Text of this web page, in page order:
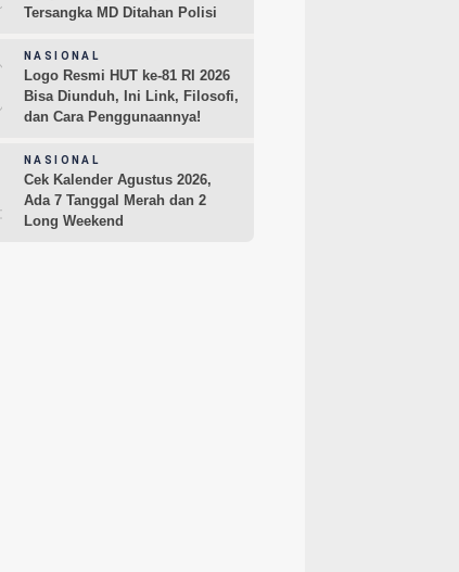
Tersangka MD Ditahan Polisi
NASIONAL
Logo Resmi HUT ke-81 RI 2026
Bisa Diunduh, Ini Link, Filosofi,
dan Cara Penggunaannya!
NASIONAL
Cek Kalender Agustus 2026,
Ada 7 Tanggal Merah dan 2
Long Weekend